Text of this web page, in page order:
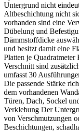
Untergrund nicht
Altbeschichtung nicht
vorhanden sind eine
Dübelung und
Dämmstoffdicke
und besitzt damit eine
Platten je Quadratmeter
Verschnitt sind
umfasst 30
Die passende Stärke
dem vorhandenen
Türen, Dach, Sockel
Verklebung Der
von Verschmutzungen
Beschichtungen,